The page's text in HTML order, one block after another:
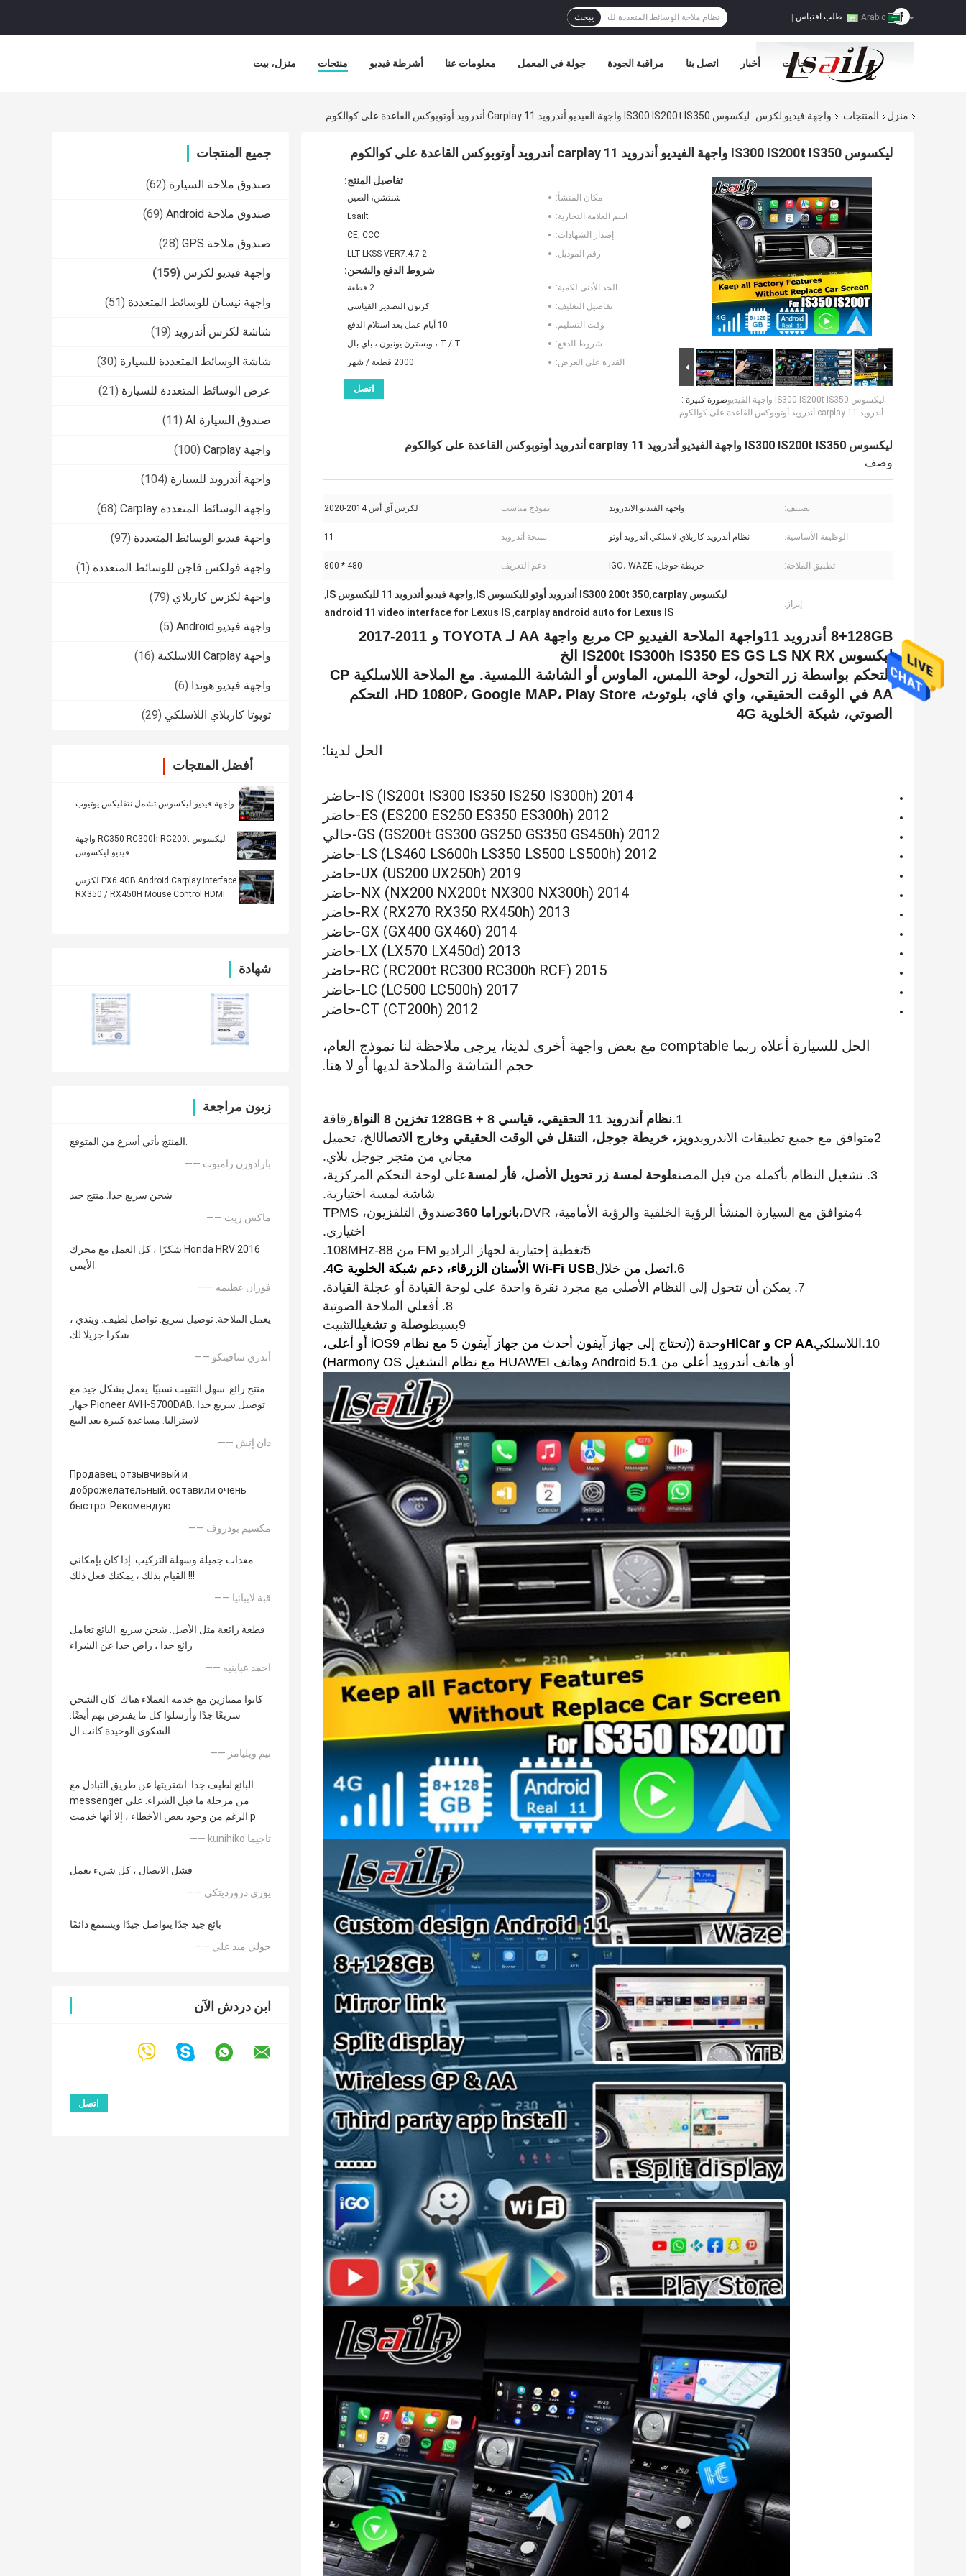
طلب اقتباس يبحث
منزل، بيت منتجات أشرطة فيديو معلومات عنا جولة في المعمل مراقبة الجودة اتصل بنا أخبار حالات
منزل المنتجات واجهة فيديو لكزس ليكسوس IS300 IS200t IS350 واجهة الفيديو أندرويد 11 Carplay أندرويد أوتوبوكس القاعدة على كوالكوم
جميع المنتجات
صندوق ملاحة السيارة (62)
صندوق ملاحة Android (69)
صندوق ملاحة GPS (28)
واجهة فيديو لكزس (159)
واجهة نيسان للوسائط المتعددة (51)
شاشة لكزس أندرويد (19)
شاشة الوسائط المتعددة للسيارة (30)
عرض الوسائط المتعددة للسيارة (21)
صندوق السيارة AI (11)
واجهة Carplay (100)
واجهة أندرويد للسيارة (104)
واجهة الوسائط المتعددة Carplay (68)
واجهة فيديو الوسائط المتعددة (97)
واجهة فولكس فاجن للوسائط المتعددة (1)
واجهة لكزس كاربلاي (79)
واجهة فيديو Android (5)
واجهة Carplay اللاسلكية (16)
واجهة فيديو هوندا (6)
تويوتا كاربلاي اللاسلكي (29)
أفضل المنتجات
واجهة فيديو ليكسوس تشمل نتفليكس يوتيوب
ليكسوس RC350 RC300h RC200t واجهة
فيديو ليكسوس
PX6 4GB Android Carplay Interface لكزس
RX350 / RX450H Mouse Control HDMI
شهادة
زبون مراجعة
المنتج يأتي أسرع من المتوقع.
—— بارادورن رامبوت
شحن سريع جدا. منتج جيد
—— ماكس ريث
شكرًا ، كل العمل مع محرك Honda HRV 2016
الأيمن.
—— فوزان عظيمه
يعمل الملاحة. توصيل سريع. تواصل لطيف. ويندي ،
شكرا جزيلا لك.
—— أندري سافينكو
منتج رائع. سهل التثبيت نسبيًا. يعمل بشكل جيد مع
جهاز Pioneer AVH-5700DAB. توصيل سريع جدا
لاستراليا. مساعدة كبيرة بعد البيع
—— دان إتش
Продавец отзывчивый и
доброжелательный. оставили очень
быстро. Рекомендую
—— مكسيم بودروف
معدات جميلة وسهلة التركيب. إذا كان بإمكاني
القيام بذلك ، يمكنك فعل ذلك !!!
—— قبة لايبانيا
قطعة رائعة مثل الأصل. شحن سريع. البائع تعامل
رائع جدا ، راض جدا عن الشراء
—— احمد عبابنيه
كانوا ممتازين مع خدمة العملاء هناك. كان الشحن
سريعًا جدًا وأرسلوا كل ما يفترض بهم أيضًا.
الشكوى الوحيدة كانت ال
—— تيم ويليامز
البائع لطيف جدا. اشتريتها عن طريق التبادل مع
messenger من مرحلة ما قبل الشراء. على
الرغم من وجود بعض الأخطاء ، إلا أنها خدمت p
—— kunihiko تاجيما
فشل الاتصال ، كل شيء يعمل
—— يوري دروزديتكي
بائع جيد جدًا يتواصل جيدًا ويستمع دائمًا
—— جولي ميد علي
ابن دردش الآن
ليكسوس IS300 IS200t IS350 واجهة الفيديو أندرويد 11 carplay أندرويد أوتوبوكس القاعدة على كوالكوم
صورة كبيرة :ليكسوس IS300 IS200t IS350 واجهة الفيديو
أندرويد 11 carplay أندرويد أوتوبوكس القاعدة على كوالكوم
تفاصيل المنتج:
مكان المنشأ:
شنتشن، الصين
اسم العلامة التجارية:
Lsailt
إصدار الشهادات:
CE, CCC
رقم الموديل:
LLT-LKSS-VER7.4.7-2
شروط الدفع والشحن:
الحد الأدنى لكمية:
2 قطعة
تفاصيل التغليف:
كرتون التصدير القياسي
وقت التسليم:
10 أيام عمل بعد استلام الدفع
شروط الدفع:
T / T ، ويسترن يونيون ، باي بال
القدرة على العرض:
2000 قطعة / شهر
اتصل
ليكسوس IS300 IS200t IS350 واجهة الفيديو أندرويد 11 carplay أندرويد أوتوبوكس القاعدة على كوالكوم
وصف
تصنيف: واجهة الفيديو الاندرويد نموذج مناسب: لكزس آي أس 2014-2020
الوظيفة الأساسية: نظام أندرويد كاربلاي لاسلكي أندرويد أوتو نسخة أندرويد: 11
تطبيق الملاحة: خريطة جوجل، iGO، WAZE دعم التعريف: 480 * 800
إبراز:
ليكسوس IS300 200t 350,carplay أندرويد أوتو لليكسوس IS,واجهة فيديو أندرويد 11 لليكسوس IS ,
carplay android auto for Lexus IS
,
android 11 video interface for Lexus IS
8+128GB أندرويد 11
واجهة الملاحة الفيديو CP مربع واجهة AA لـ TOYOTA و 2011-2017
ليكسوس IS200t IS300h IS350 ES GS LS NX RX الخ
التحكم بواسطة زر التحول، لوحة اللمس، الماوس أو الشاشة اللمسية. مع الملاحة اللاسلكية CP
AA في الوقت الحقيقي، واي فاي، بلوتوث، HD 1080P، Google MAP، Play Store، التحكم
الصوتي، شبكة الخلوية 4G
الحل لدينا:
IS (IS200t IS300 IS350 IS250 IS300h) 2014-حاضر
ES (ES200 ES250 ES350 ES300h) 2012-حاضر
GS (GS200t GS300 GS250 GS350 GS450h) 2012-حالي
LS (LS460 LS600h LS350 LS500 LS500h) 2012-حاضر
UX (US200 UX250h) 2019-حاضر
NX (NX200 NX200t NX300 NX300h) 2014-حاضر
RX (RX270 RX350 RX450h) 2013-حاضر
GX (GX400 GX460) 2014-حاضر
LX (LX570 LX450d) 2013-حاضر
RC (RC200t RC300 RC300h RCF) 2015-حاضر
LC (LC500 LC500h) 2017-حاضر
CT (CT200h) 2012-حاضر
الحل للسيارة أعلاه ربما comptable مع بعض واجهة أخرى لدينا، يرجى ملاحظة لنا نموذج العام،
حجم الشاشة والملاحة لديها أو لا هنا.
1. نظام أندرويد 11 الحقيقي، قياسي 8 + 128GB تخزين 8 النواة
رقاقة
2متوافق مع جميع تطبيقات الاندرويد
ويز، خريطة جوجل، التنقل في الوقت الحقيقي وخارج الاتصالالخ، تحميل
مجاني من متجر جوجل بلاي.
3. تشغيل النظام بأكمله من قبل المصنع
لوحة لمسة زر تحويل الأصل، فأر لمسةعلى لوحة التحكم المركزية،
شاشة لمسة اختيارية.
4متوافق مع السيارة المنشأ الرؤية الخلفية والرؤية الأمامية، DVR،
بانوراما 360
صندوق التلفزيون، TPMS
اختياري.
5تغطية إختيارية لجهاز الراديو FM من 88-108MHz.
6. اتصل من خلالWi-Fi USB الأسنان الزرقاء، دعم شبكة الخلوية 4G
.
7. يمكن أن تتحول إلى النظام الأصلي مع مجرد نقرة واحدة على لوحة القيادة أو عجلة القيادة.
8. أفعلي الملاحة الصوتية
9بسيط
وصلة و تشغيلالتثبيت
10. اللاسلكيCP AA و HiCar
وحدة ((تحتاج إلى جهاز آيفون أحدث من جهاز آيفون 5 مع نظام iOS9 أو أعلى،
أو هاتف أندرويد أعلى من Android 5.1 وهاتف HUAWEI مع نظام التشغيل Harmony OS)